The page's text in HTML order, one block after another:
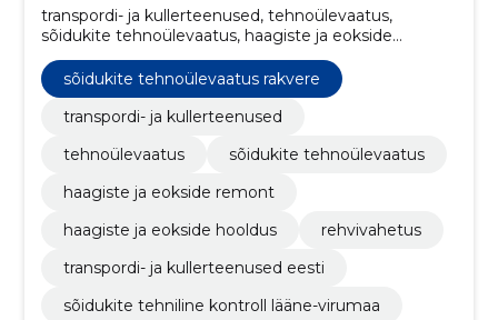
transpordi- ja kullerteenused, tehnoülevaatus,
sõidukite tehnoülevaatus, haagiste ja eokside
remont, haagiste ja eokside hooldus, rehvivahetus,
transpordi- ja kullerteenused Eesti, sõidukite
tehnoülevaatus Rakvere, sõidukite tehniline kontroll
Lääne-Virumaa, rehvivahetusteenused Taaravainu
sõidukite tehnoülevaatus rakvere
transpordi- ja kullerteenused
tehnoülevaatus
sõidukite tehnoülevaatus
haagiste ja eokside remont
haagiste ja eokside hooldus
rehvivahetus
transpordi- ja kullerteenused eesti
sõidukite tehniline kontroll lääne-virumaa